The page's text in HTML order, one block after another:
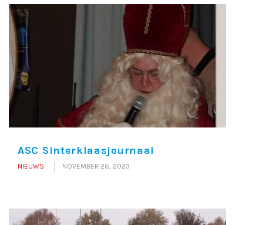
ASC Sinterklaasjournaal
NIEUWS NOVEMBER 26, 2023